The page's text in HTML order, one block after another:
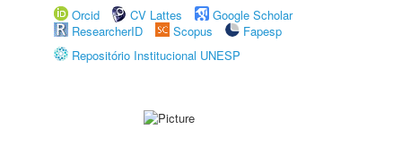
Orcid
CV Lattes
Google Scholar
ResearcherID
Scopus
Fapesp
Repositório Institucional UNESP